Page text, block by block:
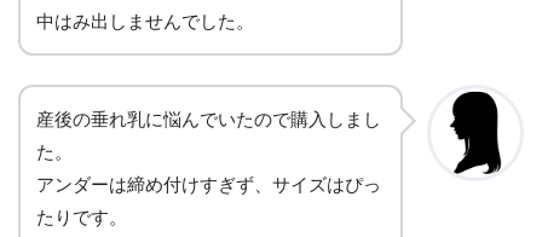
中はみ出しませんでした。
産後の垂れ乳に悩んでいたので購入しまし
た。
アンダーは締め付けすぎず、サイズはぴっ
たりです。